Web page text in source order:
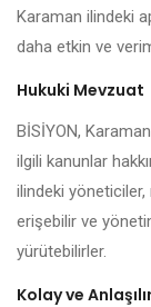
Karaman ilindeki
daha etkin ve
Hukuki Mevzuat
BİSİYON,
ilgili kanunlar
ilindeki
erişebilir ve
yürütebilirler.
Kolay ve